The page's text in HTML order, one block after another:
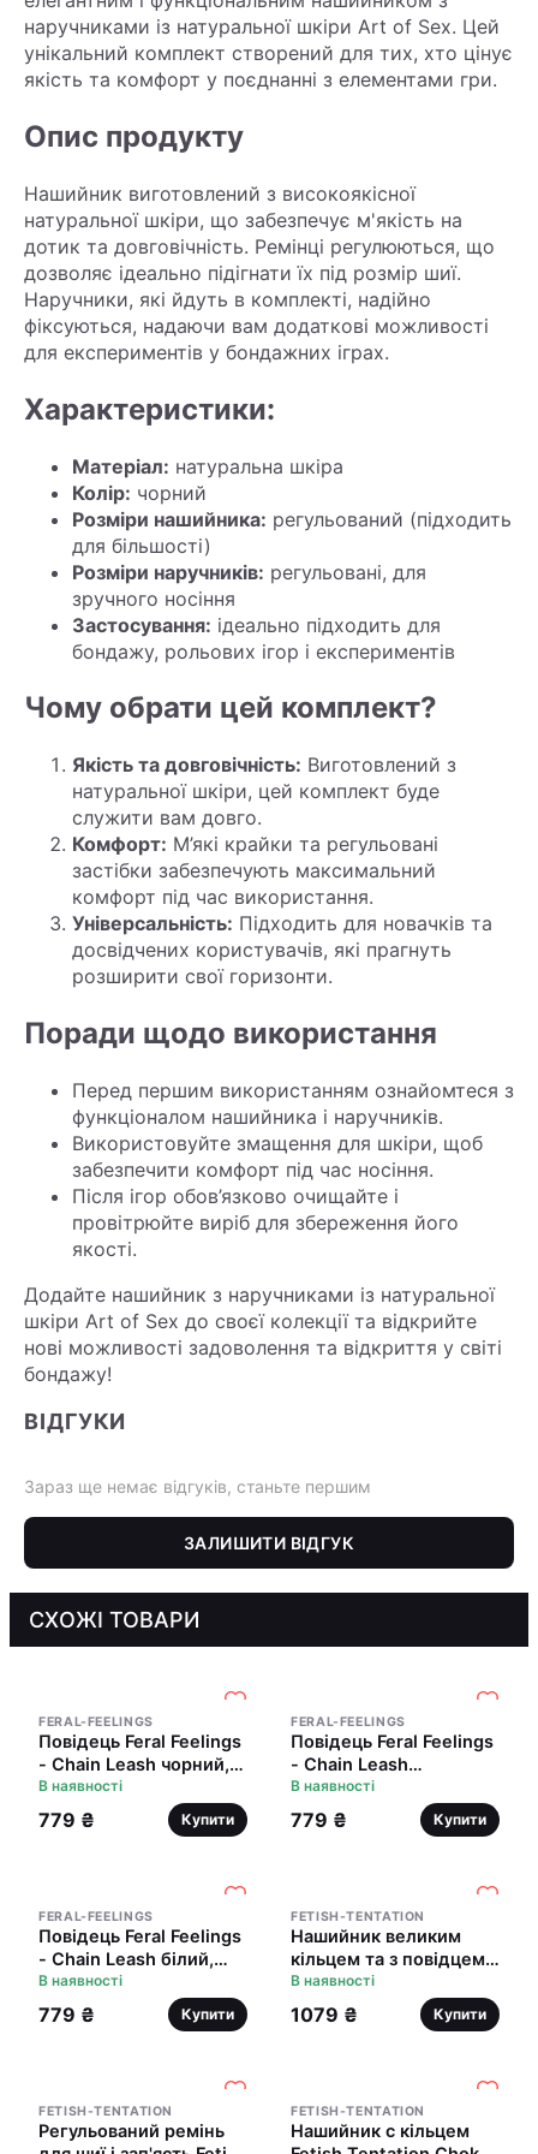
наручниками із натуральної шкіри Art of Sex. Цей
унікальний комплект створений для тих, хто цінує
якість та комфорт у поєднанні з елементами гри.
Опис продукту
Нашийник виготовлений з високоякісної
натуральної шкіри, що забезпечує м'якість на
дотик та довговічність. Ремінці регулюються, що
дозволяє ідеально підігнати їх під розмір шиї.
Наручники, які йдуть в комплекті, надійно
фіксуються, надаючи вам додаткові можливості
для експериментів у бондажних іграх.
Характеристики:
Матеріал: натуральна шкіра
Колір: чорний
Розміри нашийника: регульований (підходить
для більшості)
Розміри наручників: регульовані, для
зручного носіння
Застосування: ідеально підходить для
бондажу, рольових ігор і експериментів
Чому обрати цей комплект?
Якість та довговічність: Виготовлений з
натуральної шкіри, цей комплект буде
служити вам довго.
Комфорт: М’які крайки та регульовані
застібки забезпечують максимальний
комфорт під час використання.
Універсальність: Підходить для новачків та
досвідчених користувачів, які прагнуть
розширити свої горизонти.
Поради щодо використання
Перед першим використанням ознайомтеся з
функціоналом нашийника і наручників.
Використовуйте змащення для шкіри, щоб
забезпечити комфорт під час носіння.
Після ігор обов’язково очищайте і
провітрюйте виріб для збереження його
якості.
Додайте нашийник з наручниками із натуральної
шкіри Art of Sex до своєї колекції та відкрийте
нові можливості задоволення та відкриття у світі
бондажу!
ВІДГУКИ
Зараз ще немає відгуків, станьте першим
ЗАЛИШИТИ ВІДГУК
СХОЖІ ТОВАРИ
FERAL-FEELINGS
Повідець Feral Feelings
- Chain Leash чорний,
металевий ланцюг зі
шкіряною петлею і
карабіном
В наявності
779 ₴ Купити
FERAL-FEELINGS
Повідець Feral Feelings
- Chain Leash
червоний, металевий
ланцюг зі шкіряною
петлею і карабіном
В наявності
779 ₴ Купити
FERAL-FEELINGS
Повідець Feral Feelings
- Chain Leash білий,
металевий ланцюг зі
шкіряною петлею і
карабіном
В наявності
779 ₴ Купити
FETISH-TENTATION
Нашийник великим
кільцем та з повідцем
Fetish Tentation Ring
and Leash
В наявності
1079 ₴ Купити
FETISH-TENTATION
Регульований ремінь
FETISH-TENTATION
Нашийник c кільцем